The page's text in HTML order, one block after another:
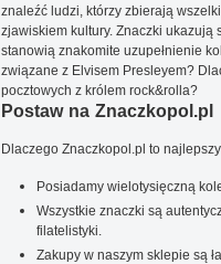
znaleźć ludzi, którzy zbierają
zjawiskiem kultury. Znaczki
stanowią znakomite uzupełnienie
związane z Elvisem Presleyem?
pocztowych z królem rock&rolla?
Postaw na Znaczkopol.pl
Dlaczego Znaczkopol.pl to
Posiadamy wielotysięczną
Wszystkie znaczki są
filatelistyki.
Zakupy w naszym sklepie są